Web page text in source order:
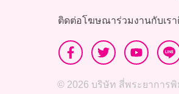
ติดต่อโฆษณาร่วมงานกับเรา
© 2026 บริษัท สี่พระยาการ